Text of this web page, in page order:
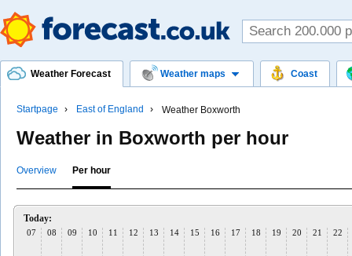
Weather Forecast Weather maps Coast
Startpage East of England Weather Boxworth
Weather in Boxworth per hour
Overview Per hour
Today:
07 08 09 10 11 12 13 14 15 16 17 18 19 20 21 22